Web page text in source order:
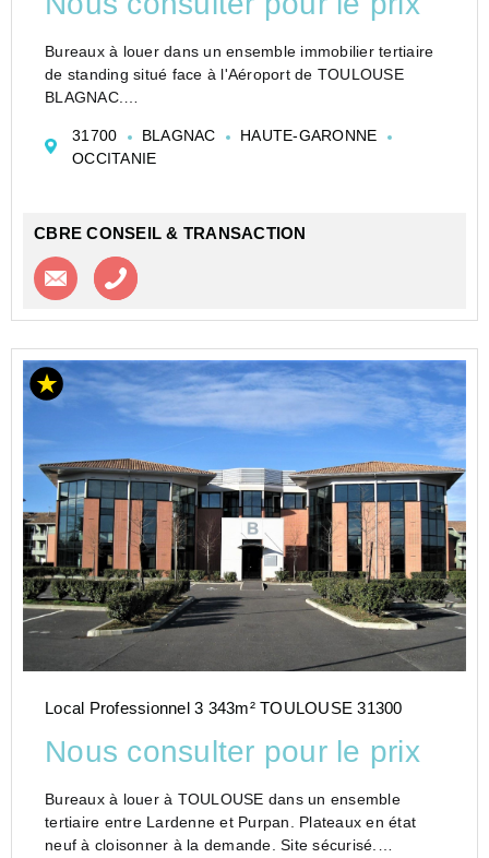
Bureaux à louer dans un ensemble immobilier tertiaire
de standing situé face à l'Aéroport de TOULOUSE
BLAGNAC.
Locaux en bon état, livrés déjà cloisonnés et climatisés.
Emplacements de voit...
31700 BLAGNAC
HAUTE-GARONNE
OCCITANIE
CBRE CONSEIL & TRANSACTION
Contacter l'agence
Local Professionnel 3 343m² TOULOUSE 31300
Nous consulter pour le prix
Bureaux à louer à TOULOUSE dans un ensemble
tertiaire entre Lardenne et Purpan. Plateaux en état
neuf à cloisonner à la demande. Site sécurisé.